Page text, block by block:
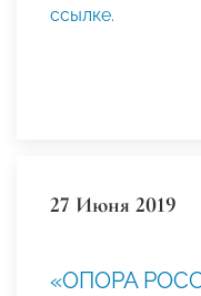
ссылке.
27 Июня 2019
«ОПОРА